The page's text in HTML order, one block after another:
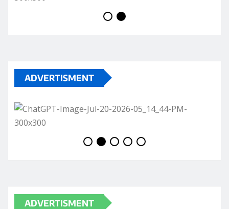
ADVERTISMENT
ADVERTISMENT